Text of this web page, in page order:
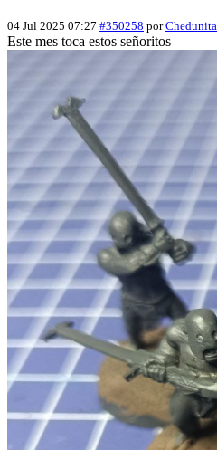
04 Jul 2025 07:27 #350258 porChedunita
Este mes toca estos señoritos